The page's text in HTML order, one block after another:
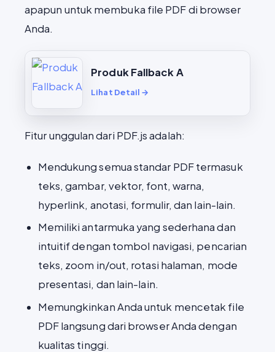
apapun untuk membuka file PDF di browser
Anda.
Produk Fallback A
Lihat Detail →
Fitur unggulan dari PDF.js adalah:
Mendukung semua standar PDF termasuk
teks, gambar, vektor, font, warna,
hyperlink, anotasi, formulir, dan lain-lain.
Memiliki antarmuka yang sederhana dan
intuitif dengan tombol navigasi, pencarian
teks, zoom in/out, rotasi halaman, mode
presentasi, dan lain-lain.
Memungkinkan Anda untuk mencetak file
PDF langsung dari browser Anda dengan
kualitas tinggi.